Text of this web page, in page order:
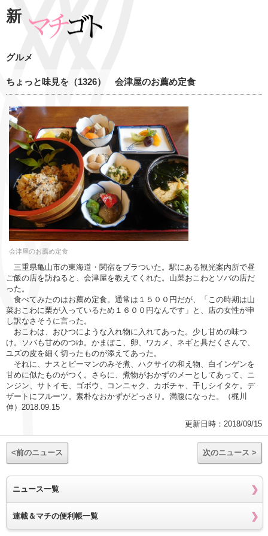
新
グルメ
ちょっと味見を（1326） 会津屋のお薦め定食
会津屋のお薦め定食
三重県亀山市の東海道・関宿をブラついた。駅にある観光案内所で昼
ご飯の店を訪ねると、会津屋を教えてくれた。山菜おこわとソバの店だ
った。
食べてみたのはお薦め定食。通常は１５００円だが、「この時期は山
菜おこわに栗が入っているため１６００円なんです」と、店の女性が申
し訳なさそうに言った。
おこわは、おひつにような入れ物に入れてあった。少し甘めの味つ
け。ソバも甘めのつゆ。かまぼこ、卵、ワカメ、ネギと具だくさんで、
ユズの皮を細く切ったものが添えてあった。
それに、ナスとピーマンのみそ煮、ハクサイの和え物、白インゲンを
甘めに似たものがつく。さらに、煮物がおかずのメーとしてあって、ニ
ンジン、サトイモ、ゴボウ、コンニャク、カボチャ、干しシイタケ。デ
ザートにフルーツ。素朴なおかずがどっさり。満腹になった。（梶川
伸）2018.09.15
更新日時：2018/09/15
<前のニュース 次のニュース >
ニュース一覧
連載＆マチの便利帳一覧